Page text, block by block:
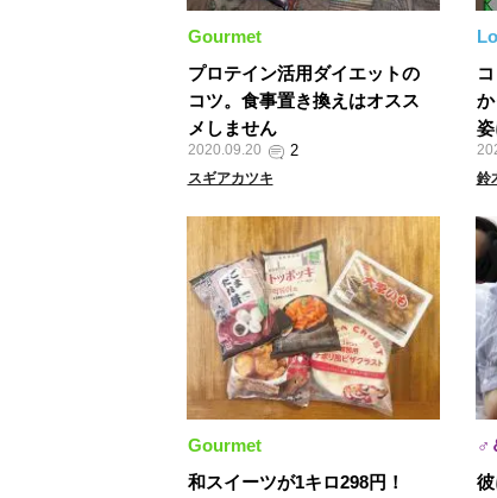
Gourmet
プロテイン活用ダイエットの
コツ。食事置き換えはオスス
メしません
2020.09.20
スギアカツキ
鈴
Gourmet
和スイーツが1キロ298円！
♂